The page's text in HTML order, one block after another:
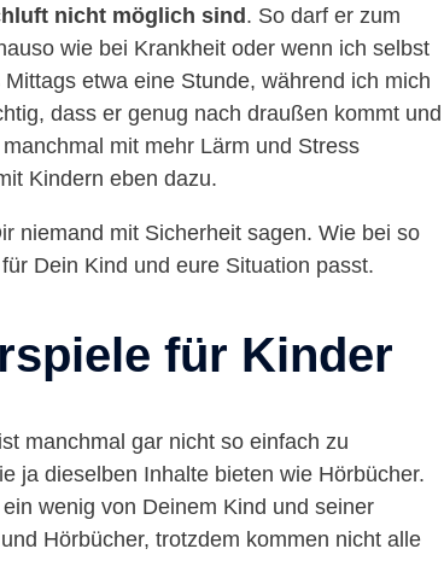
nicht möglich sind . So darf er zum
wie bei Krankheit oder wenn ich selbst
etwa eine Stunde, während ich mich
dass er genug nach draußen kommt und
mit mehr Lärm und Stress
Kindern eben dazu.
niemand mit Sicherheit sagen. Wie bei so
Dein Kind und eure Situation passt.
für Kinder
manchmal gar nicht so einfach zu
ja dieselben Inhalte bieten wie Hörbücher.
wenig von Deinem Kind und seiner
Hörbücher, trotzdem kommen nicht alle